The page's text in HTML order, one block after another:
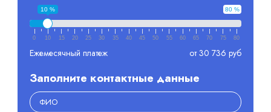
80 %
10 %
0 10 15 20 25 30 35 40 45 50 55 60 65 70 75 80
Ежемесячный платеж от 30 736 руб
Заполните контактные данные